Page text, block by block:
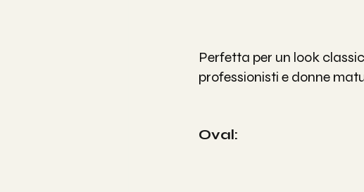
Perfetta per un look
professionisti e donne
Oval: